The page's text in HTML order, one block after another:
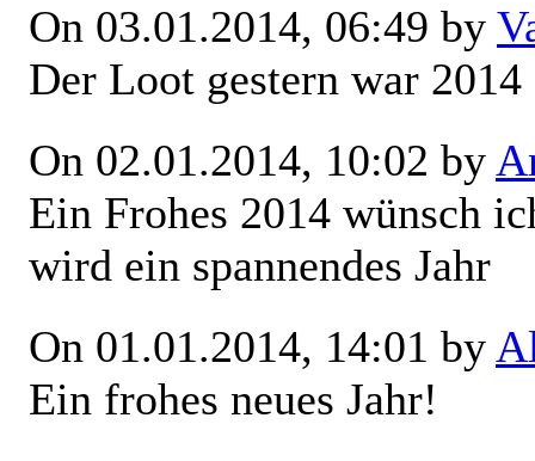
On 03.01.2014, 06:49 by
Der Loot gestern war
On 02.01.2014, 10:02 by
Ein Frohes 2014 wünsch
wird ein spannendes Jahr
On 01.01.2014, 14:01 by
Ein frohes neues Jahr!